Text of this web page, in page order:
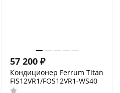
57 200 ₽
Кондиционер Ferrum Titan
FIS12VR1/FOS12VR1-WS40